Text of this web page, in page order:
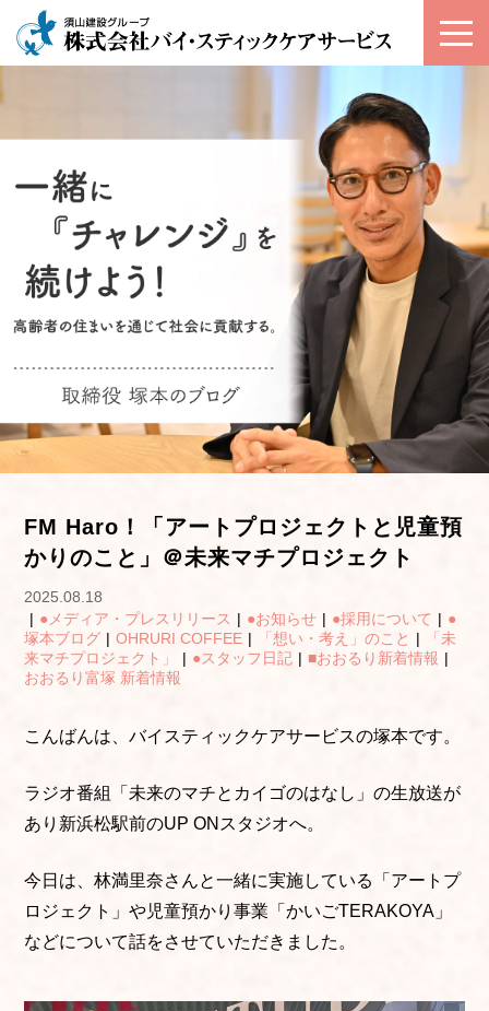
FM Haro！「アートプロジェクトと児童預
かりのこと」＠未来マチプロジェクト
2025.08.18
●メディア・プレスリリース ●お知らせ ●採用について
●
塚本ブログ
OHRURI COFFEE 「想い・考え」のこと
「未
来マチプロジェクト」
●スタッフ日記 ■おおるり新着情報
おおるり富塚 新着情報
こんばんは、バイスティックケアサービスの塚本です。
ラジオ番組「未来のマチとカイゴのはなし」の生放送が
あり新浜松駅前のUP ONスタジオへ。
今日は、林満里奈さんと一緒に実施している「アートプ
ロジェクト」や児童預かり事業「かいごTERAKOYA」
などについて話をさせていただきました。